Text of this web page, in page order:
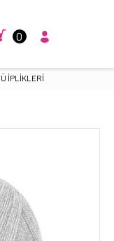
0
İPLİKLERİ